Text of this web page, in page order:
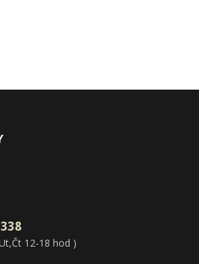
12-18 hod )